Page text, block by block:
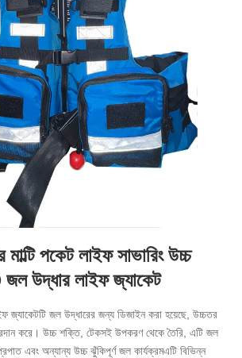
পকেট লাইফ সাভারিং উচ্চ
উদ্ধার লাইফ জ্যাকেট
জ্যাকেটটি জল উদ্ধারের জন্য ডিজাইন করা হয়েছে, উচ্চতর
করে। উচ্চ শক্তি, টেকসই উপকরণ থেকে তৈরি, এটি জল
এবং অন্যান্য উচ্চ ঝুঁকিপূর্ণ জল কার্যক্রমএটি বিভিন্ন